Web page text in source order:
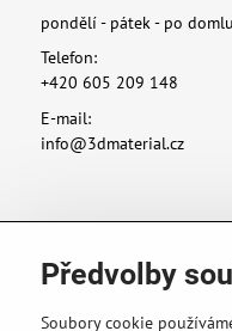
pondělí - pátek - po
Telefon:
+420 605 209 148
E-mail:
info@3dmaterial.cz
Předvolby
Soubory cookie